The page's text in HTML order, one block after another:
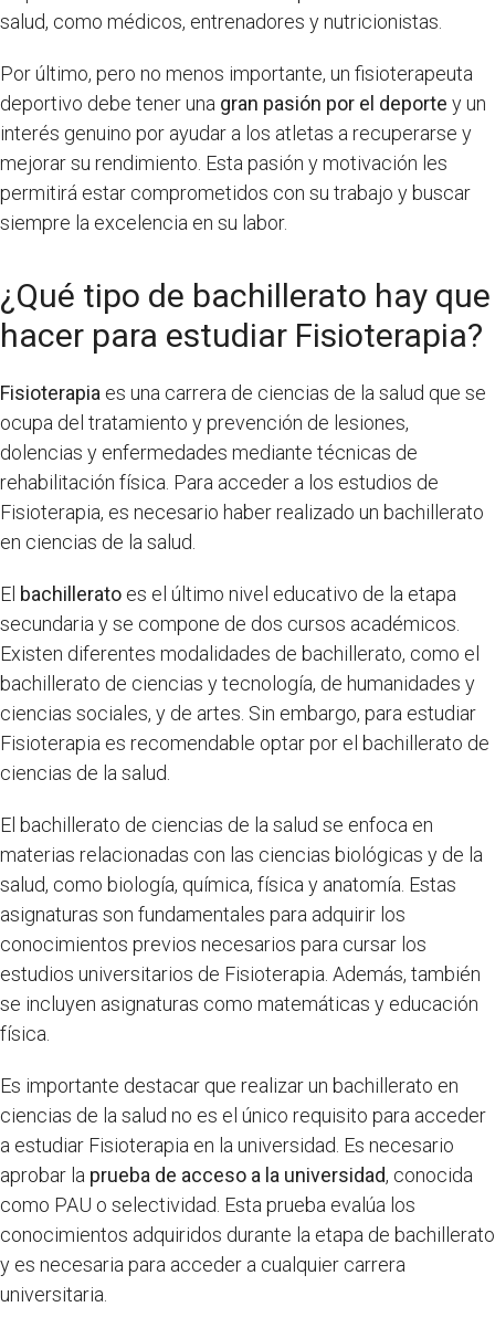
salud, como médicos, entrenadores y nutricionistas.
Por último, pero no menos importante, un fisioterapeuta
deportivo debe tener una gran pasión por el deporte y un
interés genuino por ayudar a los atletas a recuperarse y
mejorar su rendimiento. Esta pasión y motivación les
permitirá estar comprometidos con su trabajo y buscar
siempre la excelencia en su labor.
¿Qué tipo de bachillerato hay que
hacer para estudiar Fisioterapia?
Fisioterapia es una carrera de ciencias de la salud que se
ocupa del tratamiento y prevención de lesiones,
dolencias y enfermedades mediante técnicas de
rehabilitación física. Para acceder a los estudios de
Fisioterapia, es necesario haber realizado un bachillerato
en ciencias de la salud.
El bachillerato es el último nivel educativo de la etapa
secundaria y se compone de dos cursos académicos.
Existen diferentes modalidades de bachillerato, como el
bachillerato de ciencias y tecnología, de humanidades y
ciencias sociales, y de artes. Sin embargo, para estudiar
Fisioterapia es recomendable optar por el bachillerato de
ciencias de la salud.
El bachillerato de ciencias de la salud se enfoca en
materias relacionadas con las ciencias biológicas y de la
salud, como biología, química, física y anatomía. Estas
asignaturas son fundamentales para adquirir los
conocimientos previos necesarios para cursar los
estudios universitarios de Fisioterapia. Además, también
se incluyen asignaturas como matemáticas y educación
física.
Es importante destacar que realizar un bachillerato en
ciencias de la salud no es el único requisito para acceder
a estudiar Fisioterapia en la universidad. Es necesario
aprobar la prueba de acceso a la universidad, conocida
como PAU o selectividad. Esta prueba evalúa los
conocimientos adquiridos durante la etapa de bachillerato
y es necesaria para acceder a cualquier carrera
universitaria.